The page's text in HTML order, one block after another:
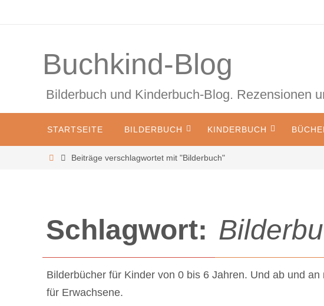
Buchkind-Blog
Bilderbuch und Kinderbuch-Blog. Rezensionen
springen
STARTSEITE BILDERBUCH KINDERBUCH
StartBeiträge verschlagwortet mit "Bilderbuch"
Schlagwort:
Bilderbücher für Kinder von 0 bis 6 Jahren. Und ab und
für Erwachsene.